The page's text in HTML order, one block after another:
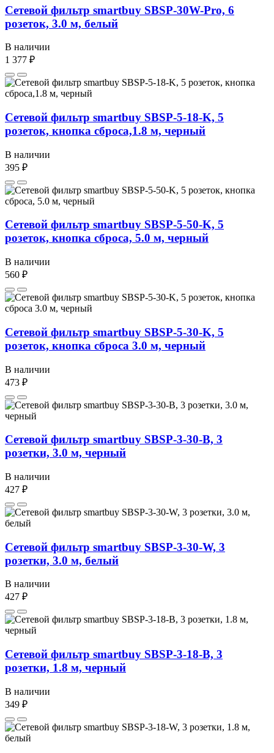
Сетевой фильтр smartbuy SBSP-30W-Pro, 6
розеток, 3.0 м, белый
В наличии
1 377 ₽
Сетевой фильтр smartbuy SBSP-5-18-K, 5
розеток, кнопка сброса,1.8 м, черный
В наличии
395 ₽
Сетевой фильтр smartbuy SBSP-5-50-K, 5
розеток, кнопка сброса, 5.0 м, черный
В наличии
560 ₽
Сетевой фильтр smartbuy SBSP-5-30-K, 5
розеток, кнопка сброса 3.0 м, черный
В наличии
473 ₽
Сетевой фильтр smartbuy SBSP-3-30-B, 3
розетки, 3.0 м, черный
В наличии
427 ₽
Сетевой фильтр smartbuy SBSP-3-30-W, 3
розетки, 3.0 м, белый
В наличии
427 ₽
Сетевой фильтр smartbuy SBSP-3-18-B, 3
розетки, 1.8 м, черный
В наличии
349 ₽